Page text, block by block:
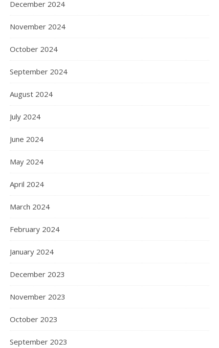
December 2024
November 2024
October 2024
September 2024
August 2024
July 2024
June 2024
May 2024
April 2024
March 2024
February 2024
January 2024
December 2023
November 2023
October 2023
September 2023